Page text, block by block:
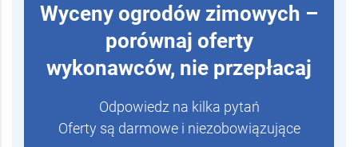
Wyceny ogrodów zimowych –
porównaj oferty
wykonawców, nie przepłacaj
Odpowiedz na kilka pytań
Oferty są darmowe i niezobowiązujące